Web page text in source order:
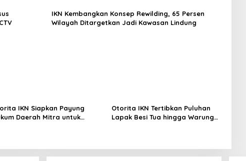
IKN Kembangkan Konsep Rewilding, 65 Persen
Wilayah Ditargetkan Jadi Kawasan Lindung
IKN Siapkan Payung
Daerah Mitra untuk
Otorita IKN Tertibkan Puluhan
Lapak Besi Tua hingga Warung